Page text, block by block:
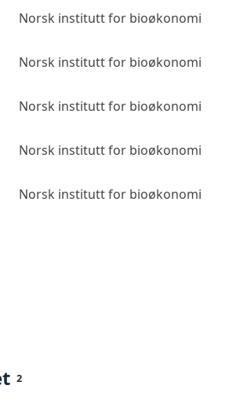
Norsk institutt for bioøkonomi
Norsk institutt for bioøkonomi
Norsk institutt for bioøkonomi
Norsk institutt for bioøkonomi
Norsk institutt for bioøkonomi
2